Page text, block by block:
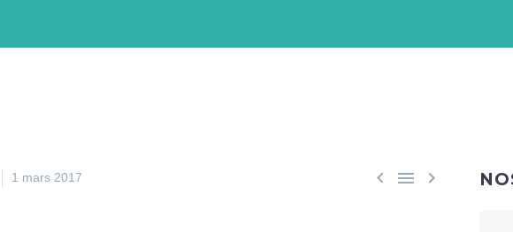
  
1 mars 2017